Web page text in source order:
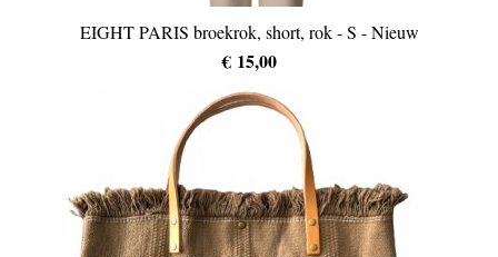
EIGHT PARIS broekrok, short, rok - S - Nieuw
€ 15,00